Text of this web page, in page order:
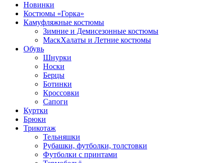
Новинки
Костюмы «Горка»
Камуфляжные костюмы
Зимние и Демисезонные костюмы
МаскХалаты и Летние костюмы
Обувь
Шнурки
Носки
Берцы
Ботинки
Кроссовки
Сапоги
Куртки
Брюки
Трикотаж
Тельняшки
Рубашки, футболки, толстовки
Футболки с принтами